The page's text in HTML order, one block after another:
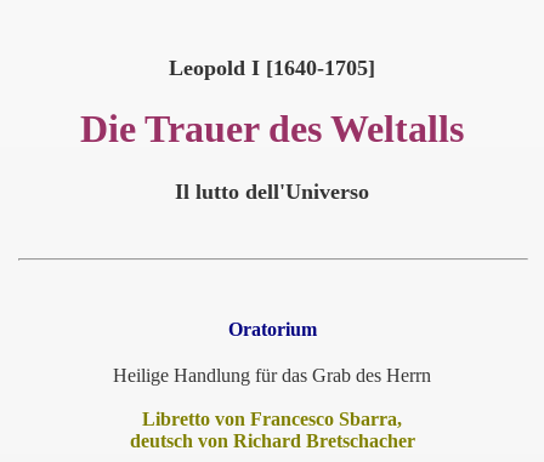
Leopold I [1640-1705]
Die Trauer des Weltalls
Il lutto dell'Universo
Oratorium
Heilige Handlung für das Grab des Herrn
Libretto von Francesco Sbarra,
deutsch von Richard Bretschacher